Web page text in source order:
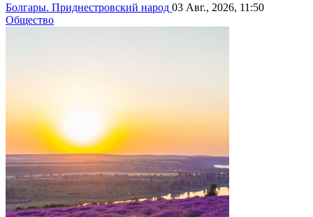
Болгары. Приднестровский народ 03 Авг., 2026, 11:50
Общество